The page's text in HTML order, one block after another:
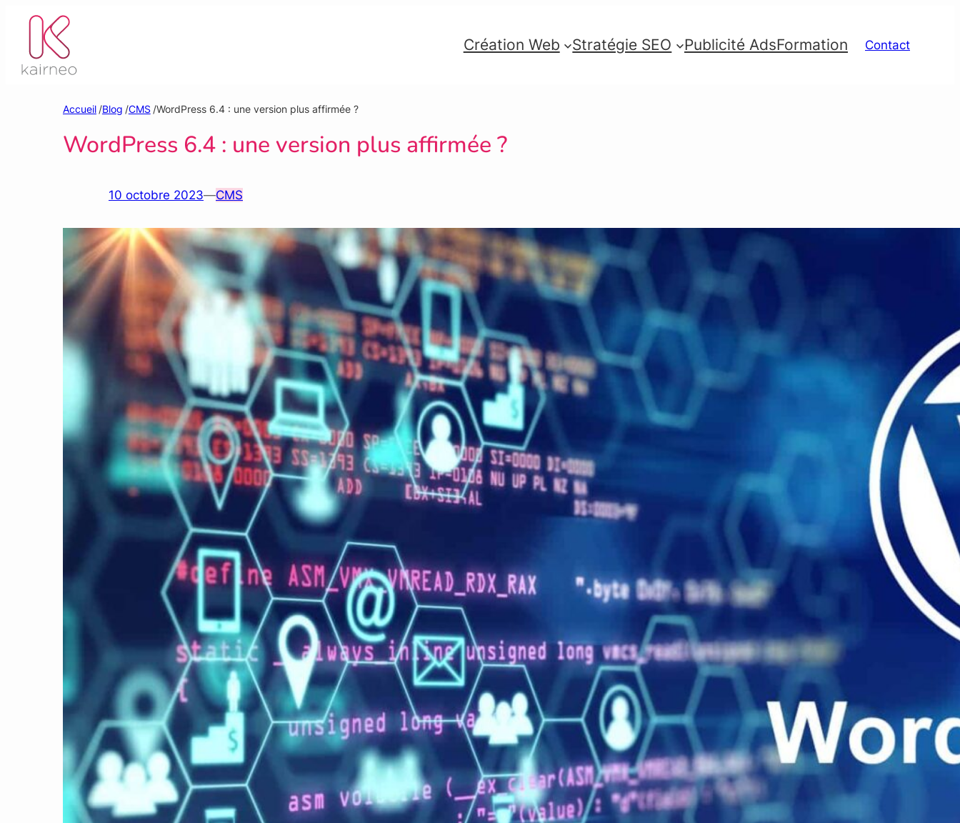
contenu
Création Web Stratégie SEO Publicité AdsFormation Contact
Accueil /Blog /CMS /WordPress 6.4 : une version plus affirmée ?
WordPress 6.4 : une version plus affirmée ?
10 octobre 2023—CMS